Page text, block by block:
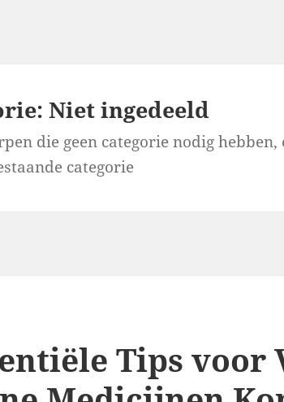
Niet ingedeeld
die geen categorie nodig
categorie
Tips voor